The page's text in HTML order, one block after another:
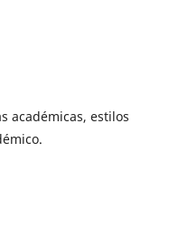
académicas, estilos